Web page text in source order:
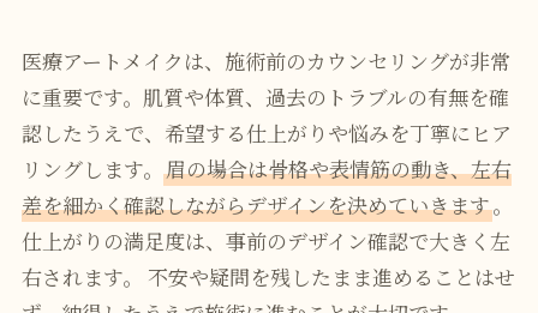
医療アートメイクは、施術前のカウンセリングが非常
に重要です。肌質や体質、過去のトラブルの有無を確
認したうえで、希望する仕上がりや悩みを丁寧にヒア
リングします。 眉の場合は骨格や表情筋の動き、左右
差を細かく確認しながらデザインを決めていきます。
仕上がりの満足度は、事前のデザイン確認で大きく左
右されます。 不安や疑問を残したまま進めることはせ